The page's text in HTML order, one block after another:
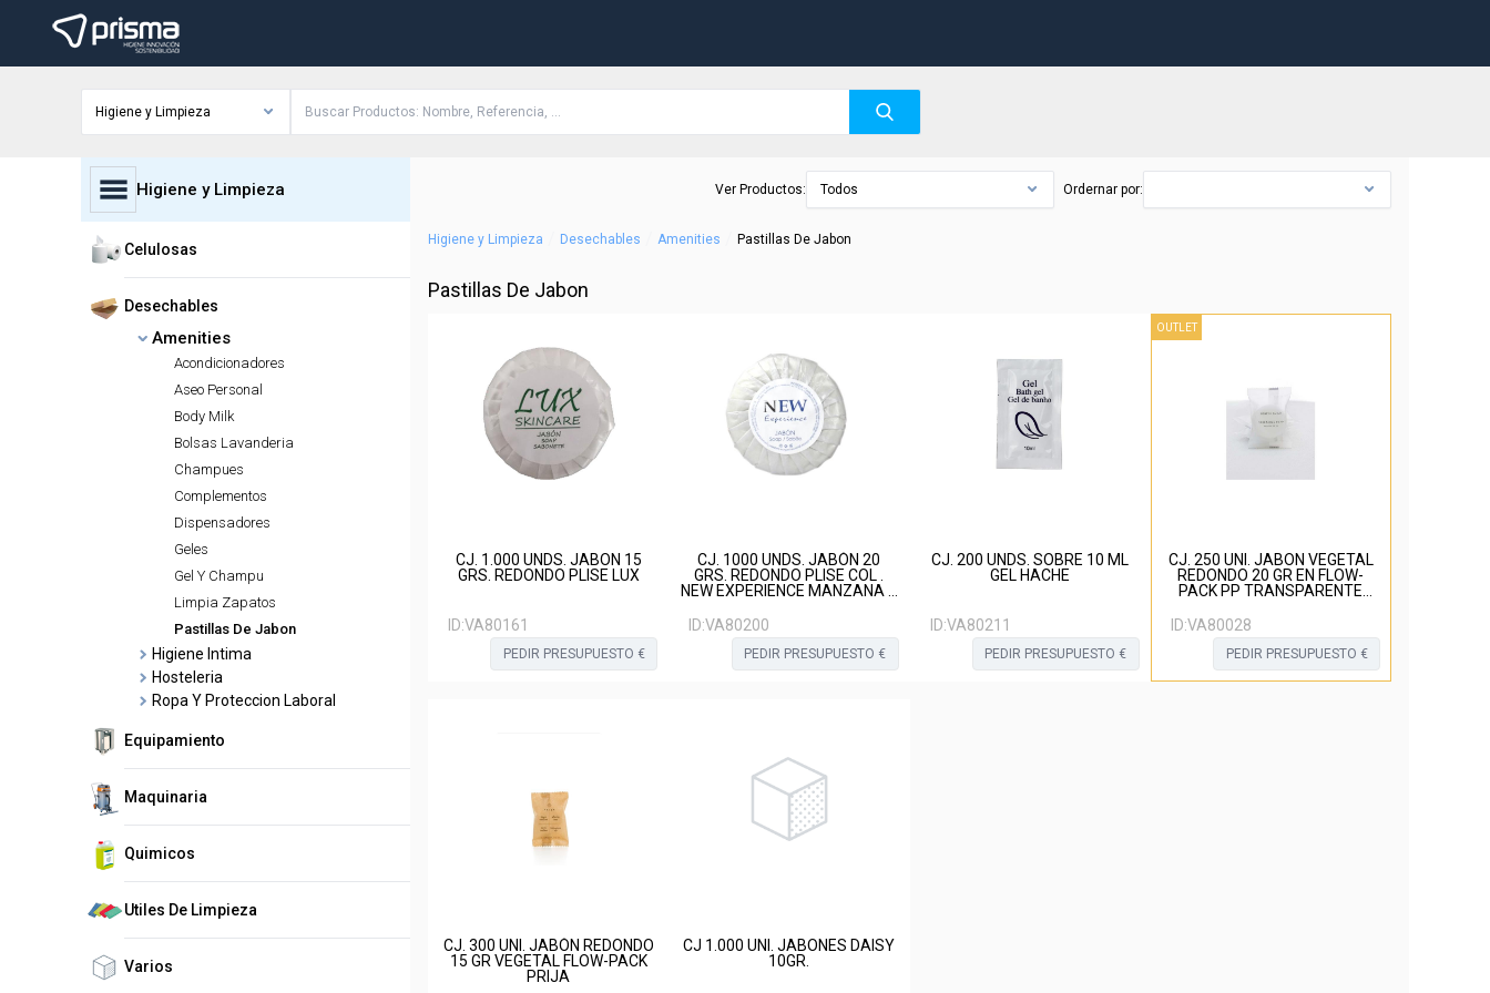
Higiene y Limpieza
Higiene y Limpieza
Celulosas
Desechables
Amenities
Acondicionadores
Aseo Personal
Body Milk
Bolsas Lavanderia
Champues
Complementos
Dispensadores
Geles
Gel Y Champu
Limpia Zapatos
Pastillas De Jabon
Higiene Intima
Hosteleria
Ropa Y Proteccion Laboral
Equipamiento
Maquinaria
Quimicos
Utiles De Limpieza
Varios
Ver Productos: Todos Ordernar por:
Higiene y Limpieza Desechables Amenities Pastillas De Jabon
Pastillas De Jabon
CJ. 1.000 UNDS. JABON 15
GRS. REDONDO PLISE LUX
ID:VA80161
PEDIR PRESUPUESTO €
CJ. 1000 UNDS. JABÓN 20
GRS. REDONDO PLISE COL .
NEW EXPERIENCE MANZANA Y
ID:VA80200
PEDIR PRESUPUESTO €
CJ. 200 UNDS. SOBRE 10 ML
GEL HACHE
ID:VA80211
PEDIR PRESUPUESTO €
OUTLET
CJ. 250 UNI. JABON VEGETAL
REDONDO 20 GR EN FLOW-
PACK PP TRANSPARENTE
ID:VA80028
PEDIR PRESUPUESTO €
CJ. 300 UNI. JABÓN REDONDO
15 GR VEGETAL FLOW-PACK
PRIJA
CJ 1.000 UNI. JABONES DAISY
10GR.